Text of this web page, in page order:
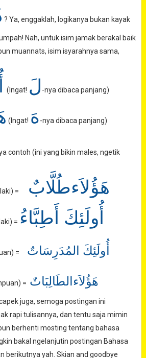
? Ya, enggaklah, logikanya bukan kayak
Nah, untuk isim jamak berakal baik
muannats, isim isyarahnya sama,
(Ingat! لَ -nya dibaca panjang)
(Ingat! هَ-nya dibaca panjang)
contoh (ini yang bikin males, ngetik
= هَؤُلاَءطُلَّابٌ
= أُولَئِكَ أَطِبَّاءُ
= أُولَئِكَ المُدَرِسَاتٌ
= هَؤُلاَءالطَالِبَاتٌ
juga, semoga postingan ini
rapi tulisannya, dan tentu saja mimin
berhenti mosting tentang bahasa
bakal ngelanjutin postingan Bahasa
berikutnya yah. Skian and goodbye